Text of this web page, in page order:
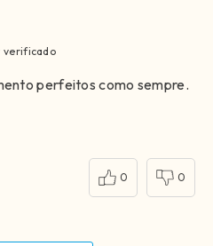
verificado
perfeitos como sempre.
0 0